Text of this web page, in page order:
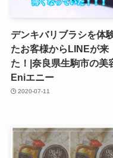
デンキバリブラシを体
たお客様からLINEが来
た！|奈良県生駒市の美
Eniエニー
2020-07-11